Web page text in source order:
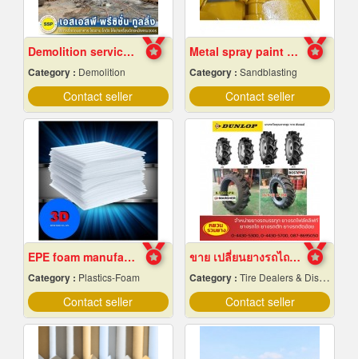
Demolition services in Samut Prakan
Category : Demolition
Contact seller
Metal spray paint Chonburi
Category : Sandblasting
Contact seller
EPE foam manufacturer
Category : Plastics-Foam
Contact seller
ขาย เปลี่ยนยางรถไถ 12.4-24
Category : Tire Dealers & Distributors
Contact seller